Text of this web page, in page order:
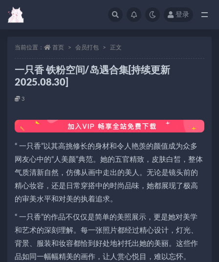
登录
当前位置： 首页 会员打包 正文
一只香 铁粉空间/岛遇合集[持续更新
2025.08.30]
3
“ 一只香”以其高挑修长的身材和令人艳羡的颜值成为众多
网友心中的“人美颜”典范。她的五官精致，皮肤白皙，整体
气质清新自然，仿佛从画中走出的美人。无论是镜头前的
精心妆容，还是日常穿搭中的时尚品味，她都展现了极高
的审美水平和对美的执着追求。
“ 一只香”的作品不仅仅是简单的美照展示，更是她对美学
和艺术的深刻理解。每一张照片都经过精心设计，灯光、
背景、服装和妆容都恰到好处地衬托出她的美丽。这些作
品如同一幅幅精美的画作，让人赏心悦目，难以忘怀。